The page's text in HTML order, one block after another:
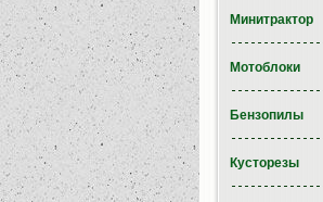
Минитрактор
Мотоблоки
Бензопилы
Кусторезы